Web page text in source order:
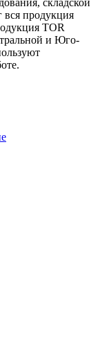
вся продукция
TOR
и Юго-